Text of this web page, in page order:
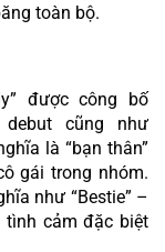
toàn bộ.
được công bố
cũng như
là “bạn thân”
gái trong nhóm.
như “Bestie” –
tình cảm đặc biệt